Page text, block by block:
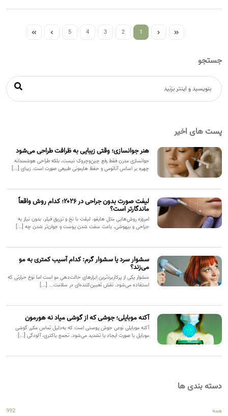
1
2
3
4
5
جستجو
پست های اخیر
هنر جوانسازی؛ وقتی زیبایی به ظرافت طراحی می‌شود
جوانسازی مدرن فقط رفع چین‌وچروک نیست، بلکه طراحی هوشمندانه
چهره بر اساس آناتومی و حفظ هارمونی طبیعی صورت است. زیبای [...]
لیفت صورت بدون جراحی در ۲۰۲۶؛ کدام روش واقعاً
ماندگارتر است؟
امروزه روش‌هایی مثل هایفو، لیفت با نخ و تزریق فیلر، بدون نیاز به
جراحی و بیهوشی، باعث سفت شدن پوست و جوان‌تر شدن چه [...]
سشوار سرد یا سشوار گرم: کدام آسیب کمتری به مو
می‌زند؟
سشوار یکی از پرکاربردترین ابزارهای حالت‌دهی مو است اما نوع حرارتی که
استفاده می‌شود، نقش تعیین‌کننده‌ای در سلامت... [...]
آکنه موبایلی؛ جوشی که از گوشی میاد نه هورمون
آکنه موبایلی نوعی جوش پوستی است که به‌دلیل تماس مکرر گوشی
موبایل با صورت ایجاد یا تشدید می‌شود. تجمع باکتری، آلودگی [...]
دسته بندی ها
همه 992